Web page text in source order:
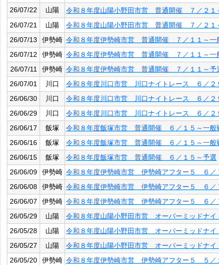
26/07/22
山陽
令和８年度山陽小野田市営 普通開催 ７／２１
26/07/21
山陽
令和８年度山陽小野田市営 普通開催 ７／２１
26/07/13
伊勢崎 令和８年度伊勢崎市営 普通開催 ７／１１～一
26/07/12
伊勢崎 令和８年度伊勢崎市営 普通開催 ７／１１～一
26/07/11
伊勢崎 令和８年度伊勢崎市営 普通開催 ７／１１～予
26/07/01
川口
令和８年度川口市営 川口ナイトレース ６／２
26/06/30
川口
令和８年度川口市営 川口ナイトレース ６／２
26/06/29
川口
令和８年度川口市営 川口ナイトレース ６／２
26/06/17
飯塚
令和８年度飯塚市営 普通開催 ６／１５～一般
26/06/16
飯塚
令和８年度飯塚市営 普通開催 ６／１５～一般
26/06/15
飯塚
令和８年度飯塚市営 普通開催 ６／１５～予選
26/06/09
伊勢崎 令和８年度伊勢崎市営 伊勢崎アフター５ ６／
26/06/08
伊勢崎 令和８年度伊勢崎市営 伊勢崎アフター５ ６／
26/06/07
伊勢崎 令和８年度伊勢崎市営 伊勢崎アフター５ ６／
26/05/29
山陽
令和８年度山陽小野田市営 オーバーミッドナ
26/05/28
山陽
令和８年度山陽小野田市営 オーバーミッドナ
26/05/27
山陽
令和８年度山陽小野田市営 オーバーミッドナ
26/05/20
伊勢崎 令和８年度伊勢崎市営 伊勢崎アフター５ ５／